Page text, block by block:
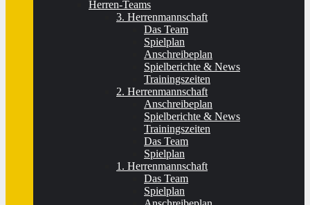
Herren-Teams
3. Herrenmannschaft
Das Team
Spielplan
Anschreibeplan
Spielberichte & News
Trainingszeiten
2. Herrenmannschaft
Anschreibeplan
Spielberichte & News
Trainingszeiten
Das Team
Spielplan
1. Herrenmannschaft
Das Team
Spielplan